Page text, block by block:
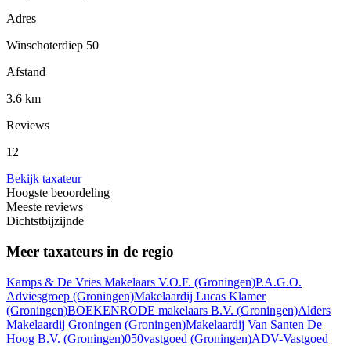
Adres
Winschoterdiep 50
Afstand
3.6 km
Reviews
12
Bekijk taxateur
Hoogste beoordeling
Meeste reviews
Dichtstbijzijnde
Meer taxateurs in de regio
Kamps & De Vries Makelaars V.O.F. (Groningen)P.A.G.O.
Adviesgroep (Groningen)Makelaardij Lucas Klamer
(Groningen)BOEKENRODE makelaars B.V. (Groningen)Alders
Makelaardij Groningen (Groningen)Makelaardij Van Santen De
Hoog B.V. (Groningen)050vastgoed (Groningen)ADV-Vastgoed